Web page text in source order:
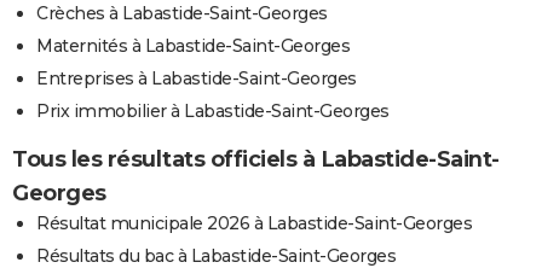
Crèches à Labastide-Saint-Georges
Maternités à Labastide-Saint-Georges
Entreprises à Labastide-Saint-Georges
Prix immobilier à Labastide-Saint-Georges
Tous les résultats officiels à Labastide-Saint-
Georges
Résultat municipale 2026 à Labastide-Saint-Georges
Résultats du bac à Labastide-Saint-Georges